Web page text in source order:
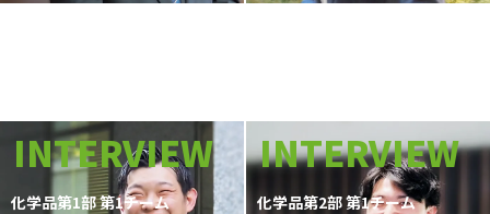
INTERVIEW
化学品第1部 第1チーム
INTERVIEW
化学品第2部 第1チーム